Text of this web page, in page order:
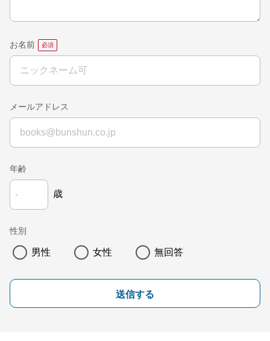
お名前
メールアドレス
年齢
歳
性別
男性 女性 無回答
送信する